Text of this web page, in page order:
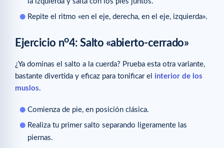
Repite el ritmo «en el eje, derecha, en el eje, izquierda».
Ejercicio no4: Salto «abierto-cerrado»
¿Ya dominas el salto a la cuerda? Prueba esta otra variante,
bastante divertida y eficaz para tonificar el interior de los
muslos.
Comienza de pie, en posición clásica.
Realiza tu primer salto separando ligeramente las
piernas.